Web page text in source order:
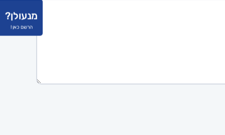
מנעולן?
הרשם כאן !